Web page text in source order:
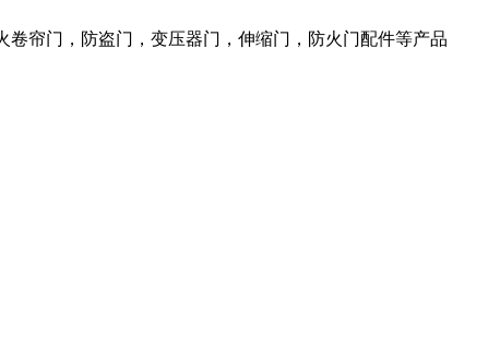
帘门，防盗门，变压器门，伸缩门，防火门配件等产品